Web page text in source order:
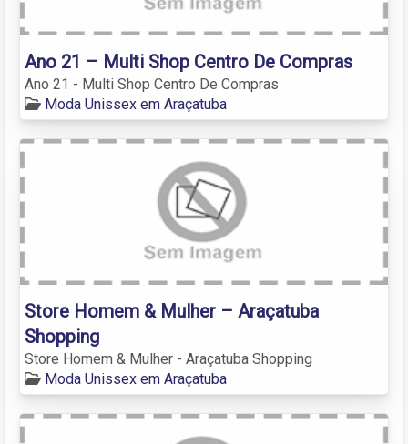
Ano 21 – Multi Shop Centro De Compras
Ano 21 - Multi Shop Centro De Compras
Moda Unissex em Araçatuba
Store Homem & Mulher – Araçatuba
Shopping
Store Homem & Mulher - Araçatuba Shopping
Moda Unissex em Araçatuba